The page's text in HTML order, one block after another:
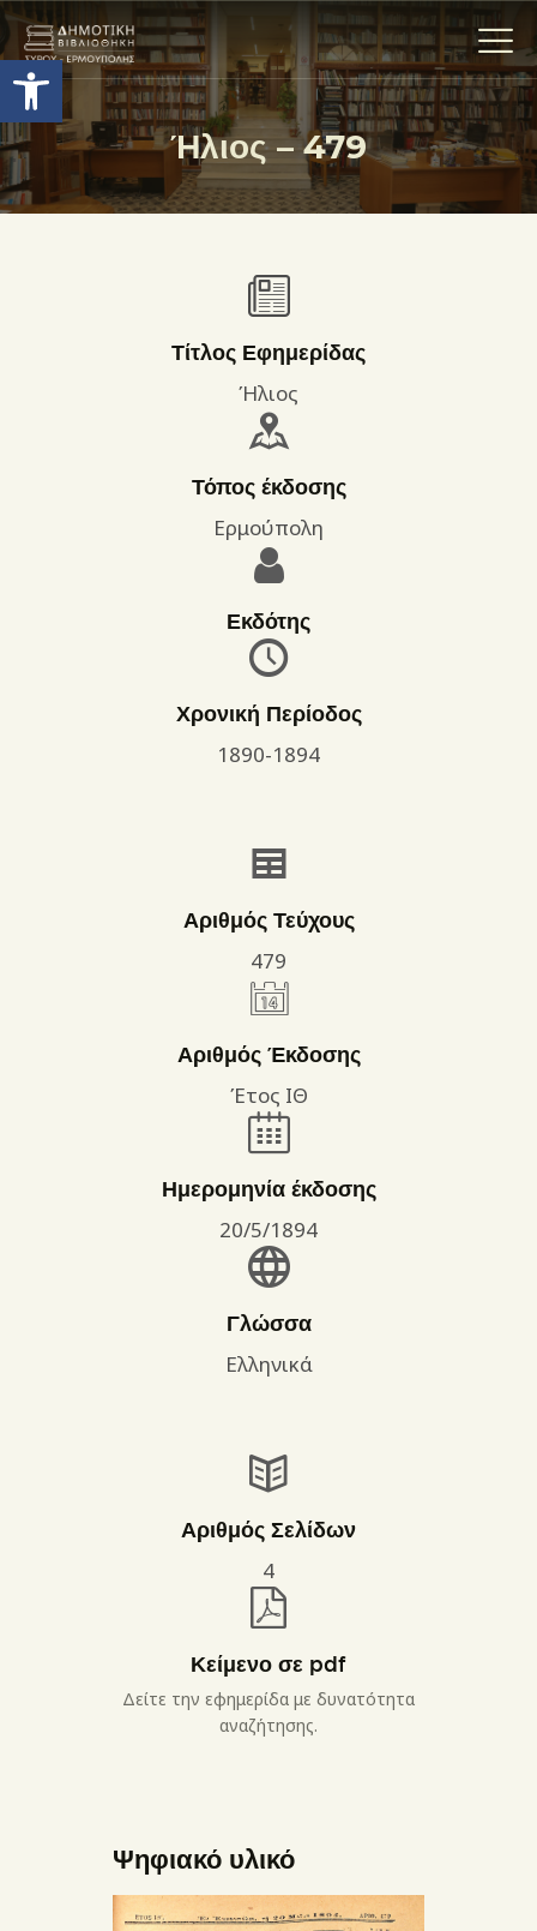
Ανοίξτε τη γραμμή εργαλείων
Ήλιος – 479
Η ΒΙΒΛΙΟΘΗΚΗ
ΟΙ ΣΥΛΛΟΓΈΣ
ΔΡΑΣΤΗΡΙΟΤΗΤΕΣ
ΕΠΙΚΟΙΝΩΝΊΑ
ΌΡΟΙ ΧΡΉΣΗΣ
Τίτλος Εφημερίδας
Ήλιος
Τόπος έκδοσης
Ερμούπολη
Εκδότης
Χρονική Περίοδος
1890-1894
Αριθμός Τεύχους
479
Αριθμός Έκδοσης
Έτος ΙΘ
Ημερομηνία έκδοσης
20/5/1894
Γλώσσα
Ελληνικά
Αριθμός Σελίδων
4
Κείμενο σε pdf
Δείτε την εφημερίδα με δυνατότητα
αναζήτησης.
Ψηφιακό υλικό